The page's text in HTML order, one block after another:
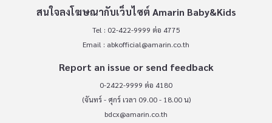
สนใจลงโฆษณากับเว็บไซต์ Amarin Baby&Kids
Tel : 02-422-9999 ต่อ 4775
Email : abkofficial@amarin.co.th
Report an issue or send feedback
0-2422-9999 ต่อ 4180
(จันทร์ - ศุกร์ เวลา 09.00 - 18.00 น)
bdcx@amarin.co.th